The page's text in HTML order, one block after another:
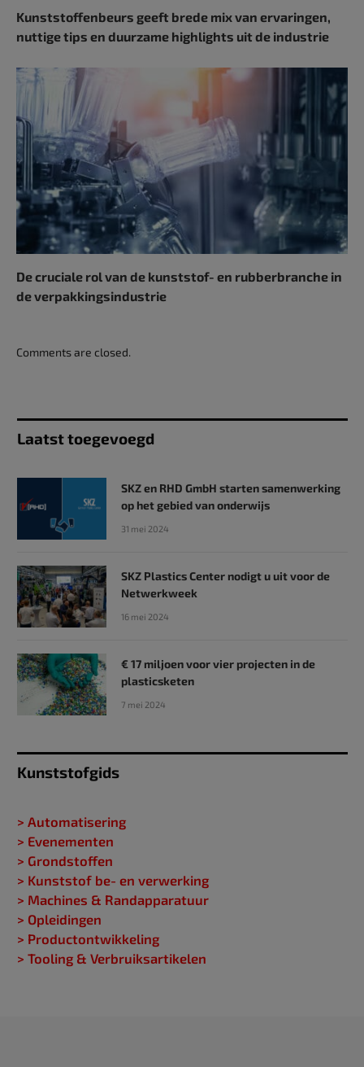
Kunststoffenbeurs geeft brede mix van ervaringen,
nuttige tips en duurzame highlights uit de industrie
De cruciale rol van de kunststof- en rubberbranche in
de verpakkingsindustrie
Comments are closed.
Laatst toegevoegd
SKZ en RHD GmbH starten samenwerking
op het gebied van onderwijs
31 mei 2024
SKZ Plastics Center nodigt u uit voor de
Netwerkweek
16 mei 2024
€ 17 miljoen voor vier projecten in de
plasticsketen
7 mei 2024
Kunststofgids
> Automatisering
> Evenementen
> Grondstoffen
> Kunststof be- en verwerking
> Machines & Randapparatuur
> Opleidingen
> Productontwikkeling
> Tooling & Verbruiksartikelen